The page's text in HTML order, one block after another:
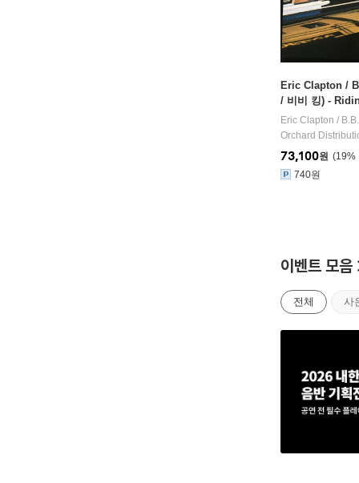
Eric Clapton /
/ 비비 킹) -
드 컬러 2LP]
Eric Clapton /
Orchard
19%
73,100원
740원
이벤트 모음
전체 사